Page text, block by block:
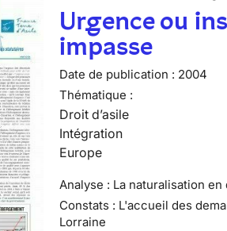
Urgence ou
impasse
Date de publication : 2004
Thématique :
Droit d’asile
Intégration
Europe
Analyse : La naturalisation en
Constats : L'accueil des
Lorraine